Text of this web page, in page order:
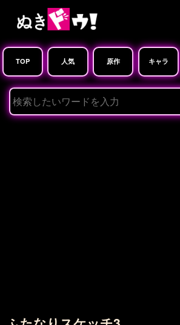
TOP 人気 原作 キャラ